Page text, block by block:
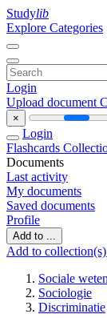
Studylib
Explore Categories
Login
Upload document
×
Login
Flashcards
Documents
Last activity
My documents
Saved documents
Profile
Add to ...
Add to collection(s)
Sociale
Sociologie
Discriminatie